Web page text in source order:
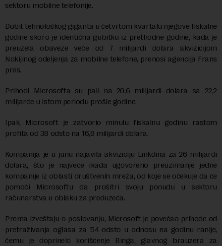
sektoru mobilne telefonije.
Dobit tehnološkog giganta u četvrtom kvartalu njegove fiskalne
godine skoro je identična gubitku iz prethodne godine, kada je
preuzela obaveze veće od 7 milijardi dolara akvizicijom
Nokijinog odeljenja za mobilne telefone, prenosi agencija Frans
pres.
Prihodi Microsofta su pali na 20,6 milijardi dolara sa 22,2
milijarde u istom periodu prošle godine.
Ipak, Microsoft je zatvorio minulu fiskalnu godinu rastom
profita od 38 odsto na 16,8 milijardi dolara.
Kompanija je u junu najavila akviziciju Linkdina za 26 milijardi
dolara, što je najveće ikada ugovoreno preuzimanje jedne
kompanije iz oblasti društvenih mreža, od koje se očekuje da će
pomoći Microsoftu da prošitri svoju ponudu u sektoru
računarstva u oblaku za preduzeća.
Prema izveštaju o poslovanju, Microsoft je povećao prihode od
pretraživanja oglasa za 54 odsto u odnosu na godinu ranije,
čemu je doprinelo korišćenje Binga, glavnog brauzera za